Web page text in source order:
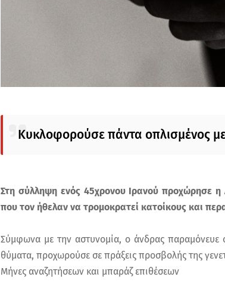
Κυκλοφορούσε πάντα οπλισμένος με
Στη σύλληψη ενός 45χρονου Ιρανού προχώρησε η
που τον ήθελαν να τρομοκρατεί κατοίκους και
Σύμφωνα με την αστυνομία, ο άνδρας παραμόνευε
θύματα, προχωρούσε σε πράξεις προσβολής της
Μήνες αναζητήσεων και μπαράζ επιθέσεων